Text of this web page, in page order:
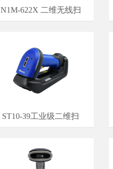
N1M-622X 二维无线扫
ST10-39工业级二维扫